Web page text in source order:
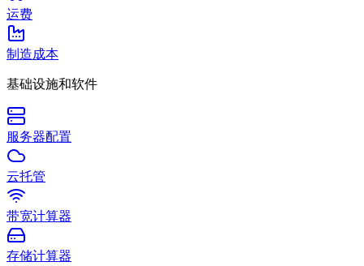
运费
制造成本
基础设施和软件
服务器配置
云托管
带宽计算器
存储计算器